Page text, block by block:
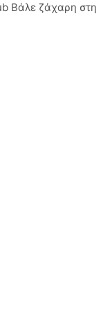
Βάλε ζάχαρη στη